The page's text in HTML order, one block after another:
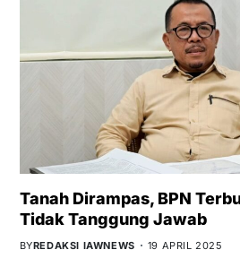
Tanah Dirampas, BPN
Tidak Tanggung Jawab
BYREDAKSI IAWNEWS 19 APRIL 2025